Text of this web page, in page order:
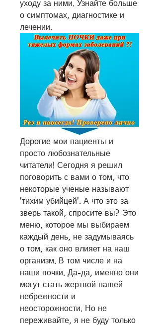
уходу за ними. Узнайте больше
о симптомах, диагностике и
лечении.
Дорогие мои пациенты и
просто любознательные
читатели! Сегодня я решил
поговорить с вами о том, что
некоторые ученые называют
'тихим убийцей'. А что это за
зверь такой, спросите вы? Это
меню, которое мы выбираем
каждый день, не задумываясь
о том, как оно влияет на наш
организм. В том числе и на
наши почки. Да-да, именно они
могут стать жертвой нашей
небрежности и
неосторожности. Но не
переживайте, я не буду только